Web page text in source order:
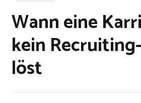
Wann eine
kein
löst